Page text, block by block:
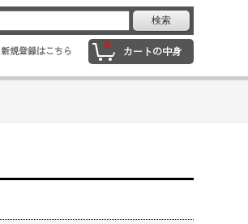
0
カートの中身
新規登録はこちら